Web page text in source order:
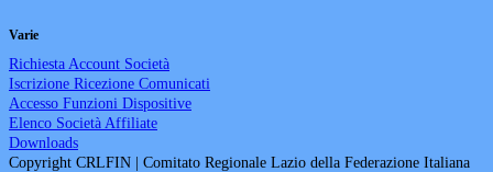
Varie
Richiesta Account Società
Iscrizione Ricezione Comunicati
Accesso Funzioni Dispositive
Elenco Società Affiliate
Downloads
Copyright CRLFIN | Comitato Regionale Lazio della Federazione Italiana